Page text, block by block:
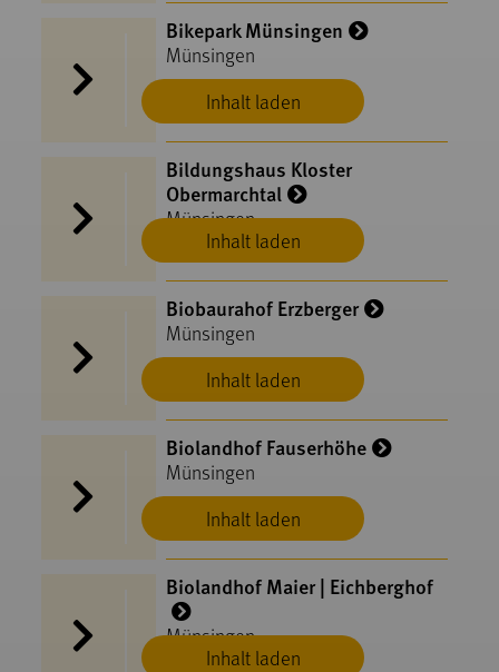
Inhalt laden
Bikepark Münsingen
Münsingen
Inhalt laden
Bildungshaus Kloster
Obermarchtal
Münsingen
Inhalt laden
Biobaurahof Erzberger
Münsingen
Inhalt laden
Biolandhof Fauserhöhe
Münsingen
Inhalt laden
Biolandhof Maier | Eichberghof
Münsingen